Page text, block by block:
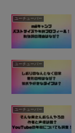
ユーチューバー
ユーチューバー
ユーチューバー